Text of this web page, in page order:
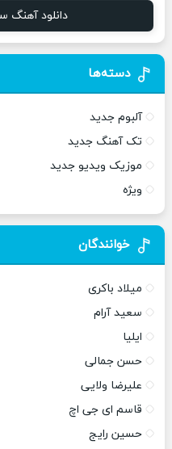
دانلود آهنگ
دسته‌ها
آلبوم جدید
تک آهنگ جدید
موزیک ویدیو جدید
ویژه
خوانندگان
میلاد باکری
سعید آرام
ایلیا
حسن جمالی
علیرضا ولایی
قاسم ای جی اچ
حسین رایج